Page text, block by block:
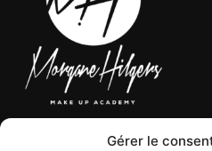
Gérer le